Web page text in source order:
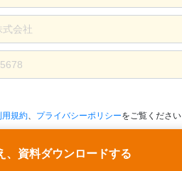
用規約、 プライバシーポリシーをご覧ください
、資料ダウンロードする